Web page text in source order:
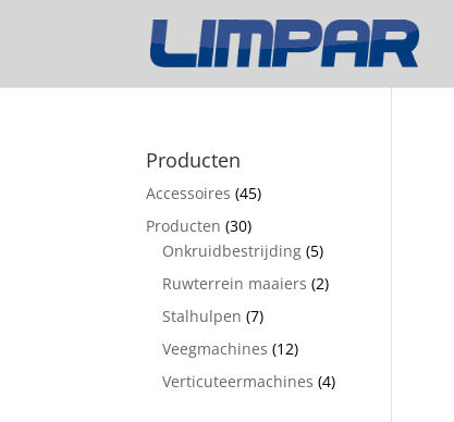
Producten
Accessoires (45)
Producten (30)
Onkruidbestrijding (5)
Ruwterrein maaiers (2)
Stalhulpen (7)
Veegmachines (12)
Verticuteermachines (4)